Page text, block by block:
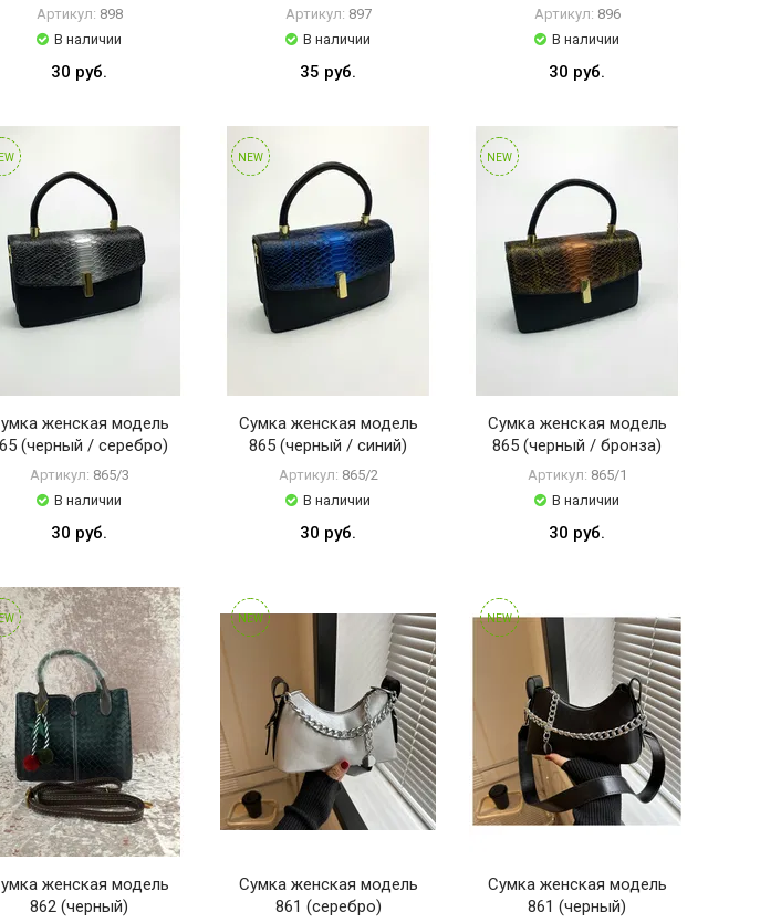
Артикул: 898
В наличии
30 руб.
Артикул: 897
В наличии
35 руб.
Артикул: 896
В наличии
30 руб.
женская модель
(черный / серебро)
Артикул: 865/3
В наличии
30 руб.
NEW
Сумка женская модель
865 (черный / синий)
Артикул: 865/2
В наличии
30 руб.
NEW
Сумка женская модель
865 (черный / бронза)
Артикул: 865/1
В наличии
30 руб.
женская модель
862 (черный)
NEW
Сумка женская модель
861 (серебро)
NEW
Сумка женская модель
861 (черный)